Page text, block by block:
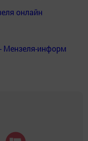
онлайн
Мензеля-информ